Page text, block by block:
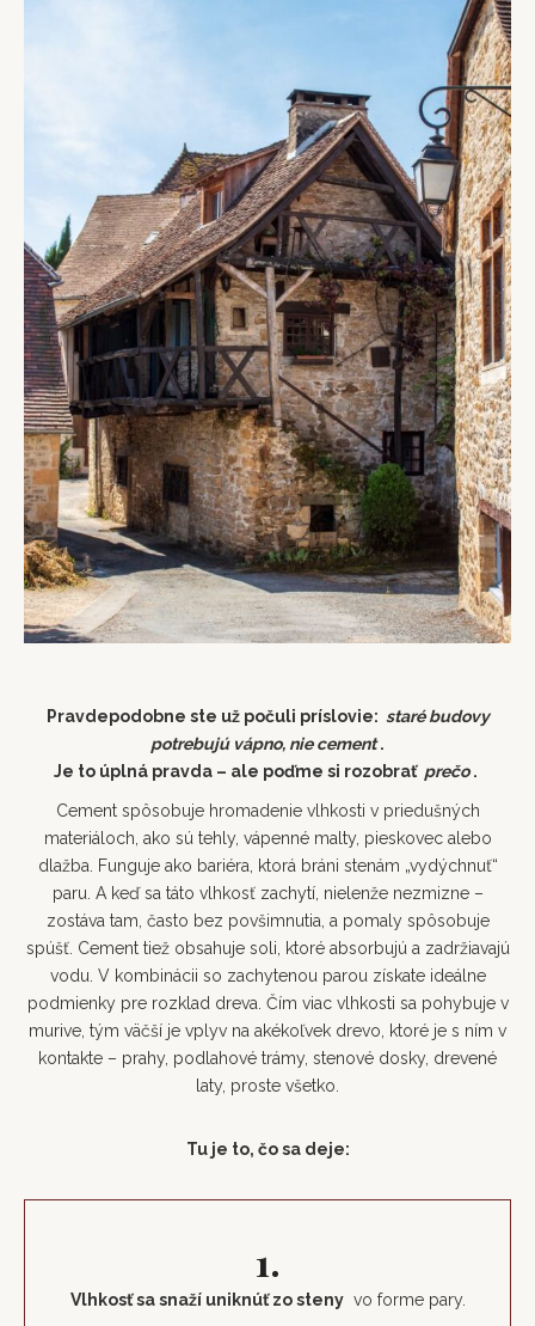
Pravdepodobne ste už počuli príslovie: staré budovy
potrebujú vápno, nie cement.
Je to úplná pravda – ale poďme si rozobrať prečo.
Cement spôsobuje hromadenie vlhkosti v priedušných
materiáloch, ako sú tehly, vápenné malty, pieskovec alebo
dlažba. Funguje ako bariéra, ktorá bráni stenám „vydýchnuť“
paru. A keď sa táto vlhkosť zachytí, nielenže nezmizne –
zostáva tam, často bez povšimnutia, a pomaly spôsobuje
spúšť. Cement tiež obsahuje soli, ktoré absorbujú a zadržiavajú
vodu. V kombinácii so zachytenou parou získate ideálne
podmienky pre rozklad dreva. Čím viac vlhkosti sa pohybuje v
murive, tým väčší je vplyv na akékoľvek drevo, ktoré je s ním v
kontakte – prahy, podlahové trámy, stenové dosky, drevené
laty, proste všetko.
Tu je to, čo sa deje:
1.
Vlhkosť sa snaží uniknúť zo stenyvo forme pary.